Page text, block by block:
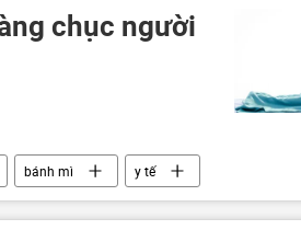
chục người
bánh mì
y tế
Hồ Chí Minh